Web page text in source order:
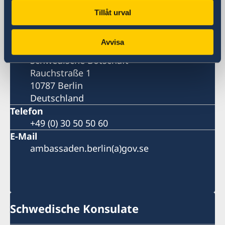
Tillåt urval
Avvisa
Rauchstraße 1
Schwedische Botschaft
Rauchstraße 1
10787 Berlin
Deutschland
Telefon
+49 (0) 30 50 50 60
E-Mail
ambassaden.berlin(a)gov.se
Schwedische Konsulate